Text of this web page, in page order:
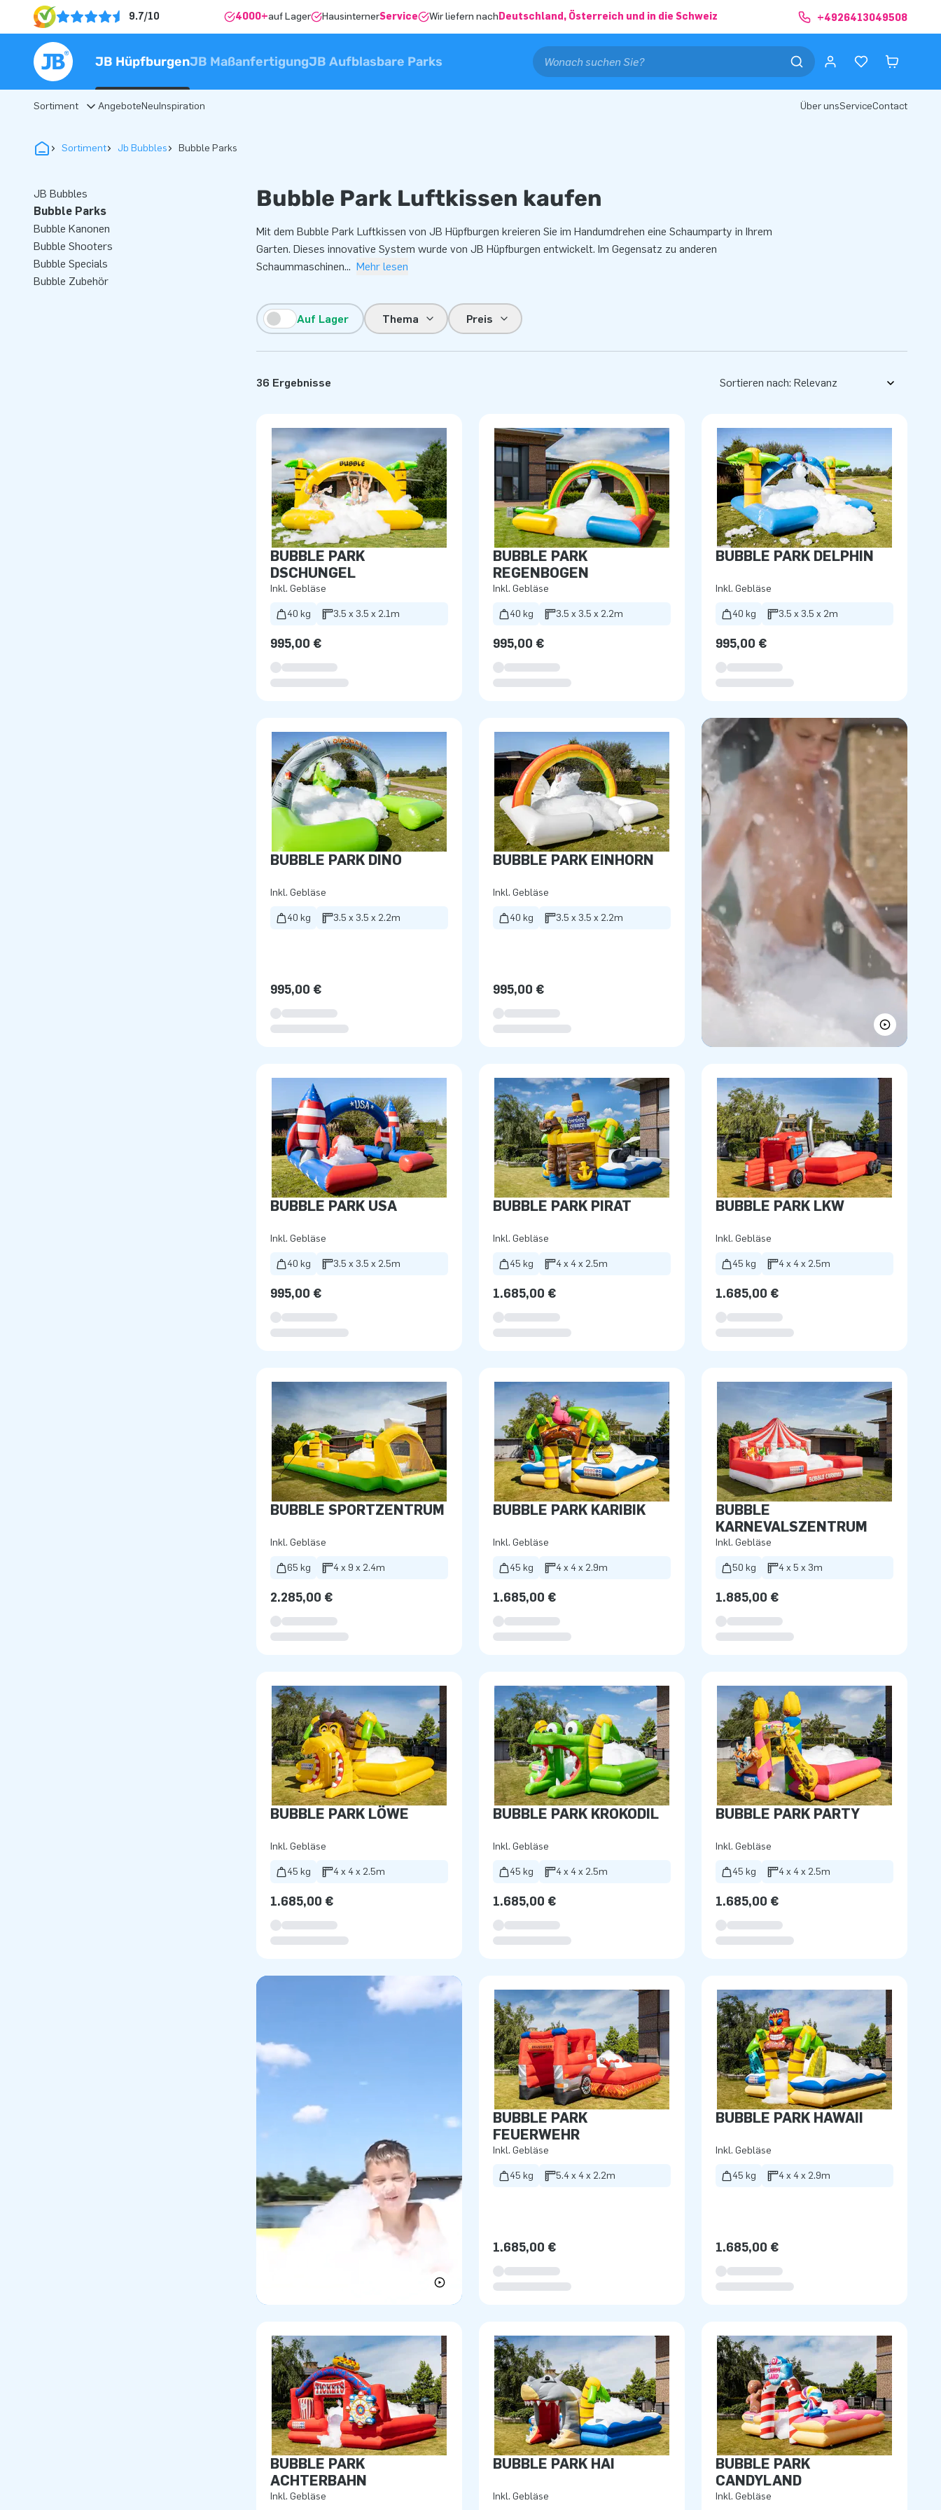
9.7/10 4000+auf Lager HausinternerService Wir liefern nach Deutschland, Österreich und in die Schweiz +4926413049508
JB HüpfburgenJB MaßanfertigungJB Aufblasbare Parks
Sortiment AngeboteNeuInspiration Über unsServiceContact
Sortiment Jb Bubbles Bubble Parks
JB Bubbles
Bubble Parks
Bubble Kanonen
Bubble Shooters
Bubble Specials
Bubble Zubehör
Bubble Park Luftkissen kaufen
Mit dem Bubble Park Luftkissen von JB Hüpfburgen kreieren Sie im Handumdrehen eine Schaumparty in Ihrem
Garten. Dieses innovative System wurde von JB Hüpfburgen entwickelt. Im Gegensatz zu anderen
Schaummaschinen... Mehr lesen
Auf Lager Thema Preis
36 Ergebnisse Sortieren nach:
BUBBLE PARK
DSCHUNGEL
Inkl. Gebläse
40 kg 3.5 x 3.5 x 2.1m
995,00 €
BUBBLE PARK
REGENBOGEN
Inkl. Gebläse
40 kg 3.5 x 3.5 x 2.2m
995,00 €
BUBBLE PARK DELPHIN
Inkl. Gebläse
40 kg 3.5 x 3.5 x 2m
995,00 €
BUBBLE PARK DINO
Inkl. Gebläse
40 kg 3.5 x 3.5 x 2.2m
995,00 €
BUBBLE PARK EINHORN
Inkl. Gebläse
40 kg 3.5 x 3.5 x 2.2m
995,00 €
BUBBLE PARK USA
Inkl. Gebläse
40 kg 3.5 x 3.5 x 2.5m
995,00 €
BUBBLE PARK PIRAT
Inkl. Gebläse
45 kg 4 x 4 x 2.5m
1.685,00 €
BUBBLE PARK LKW
Inkl. Gebläse
45 kg 4 x 4 x 2.5m
1.685,00 €
BUBBLE SPORTZENTRUM
Inkl. Gebläse
65 kg 4 x 9 x 2.4m
2.285,00 €
BUBBLE PARK KARIBIK
Inkl. Gebläse
45 kg 4 x 4 x 2.9m
1.685,00 €
BUBBLE
KARNEVALSZENTRUM
Inkl. Gebläse
50 kg 4 x 5 x 3m
1.885,00 €
BUBBLE PARK LÖWE
Inkl. Gebläse
45 kg 4 x 4 x 2.5m
1.685,00 €
BUBBLE PARK KROKODIL
Inkl. Gebläse
45 kg 4 x 4 x 2.5m
1.685,00 €
BUBBLE PARK PARTY
Inkl. Gebläse
45 kg 4 x 4 x 2.5m
1.685,00 €
BUBBLE PARK
FEUERWEHR
Inkl. Gebläse
45 kg 5.4 x 4 x 2.2m
1.685,00 €
BUBBLE PARK HAWAII
Inkl. Gebläse
45 kg 4 x 4 x 2.9m
1.685,00 €
BUBBLE PARK
ACHTERBAHN
Inkl. Gebläse
BUBBLE PARK HAI
Inkl. Gebläse
BUBBLE PARK
CANDYLAND
Inkl. Gebläse